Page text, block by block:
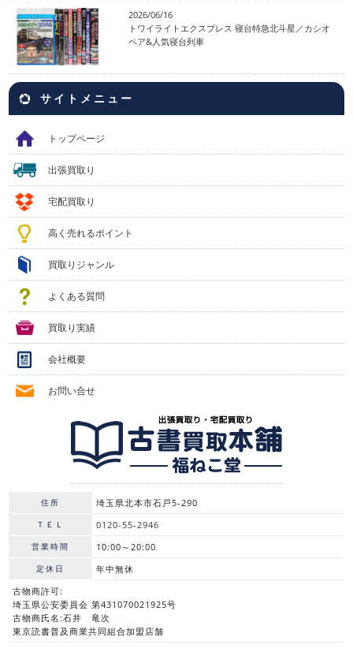
2026/06/16
トワイライトエクスプレス 寝台特急北斗星／カシオ
ペア&人気寝台列車
サイトメニュー
トップページ
出張買取り
宅配買取り
高く売れるポイント
買取りジャンル
よくある質問
買取り実績
会社概要
お問い合せ
住所 埼玉県北本市石戸5-290
ＴＥＬ 0120-55-2946
営業時間 10:00～20:00
定休日
年中無休
古物商許可:
埼玉県公安委員会 第431070021925号
古物商氏名:石井 竜次
東京読書普及商業共同組合加盟店舗